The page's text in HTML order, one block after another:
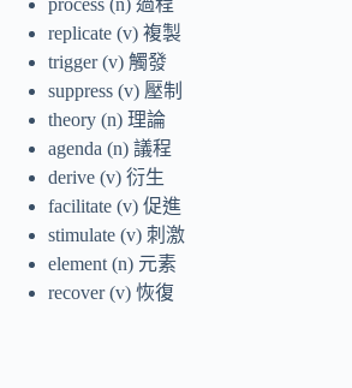
process (n) 過程
replicate (v) 複製
trigger (v) 觸發
suppress (v) 壓制
theory (n) 理論
agenda (n) 議程
derive (v) 衍生
facilitate (v) 促進
stimulate (v) 刺激
element (n) 元素
recover (v) 恢復